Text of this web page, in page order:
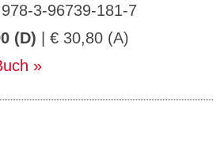
3-96739-181-7
(D) | € 30,80 (A)